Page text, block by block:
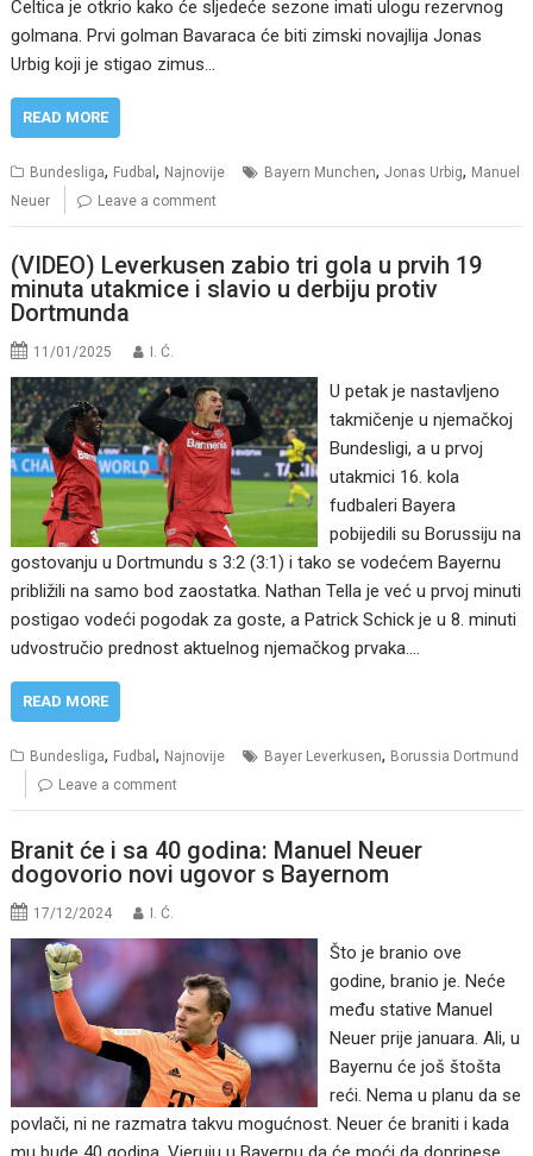
Celtica je otkrio kako će sljedeće sezone imati ulogu rezervnog
golmana. Prvi golman Bavaraca će biti zimski novajlija Jonas
Urbig koji je stigao zimus…
READ MORE
Bundesliga, Fudbal, Najnovije Bayern Munchen,Jonas Urbig, Manuel
Neuer
Leave a comment
(VIDEO) Leverkusen zabio tri gola u prvih 19
minuta utakmice i slavio u derbiju protiv
Dortmunda
11/01/2025 I. Ć.
U petak je nastavljeno
takmičenje u njemačkoj
Bundesligi, a u prvoj
utakmici 16. kola
fudbaleri Bayera
pobijedili su Borussiju na
gostovanju u Dortmundu s 3:2 (3:1) i tako se vodećem Bayernu
približili na samo bod zaostatka. Nathan Tella je već u prvoj minuti
postigao vodeći pogodak za goste, a Patrick Schick je u 8. minuti
udvostručio prednost aktuelnog njemačkog prvaka.…
READ MORE
Bundesliga, Fudbal, Najnovije Bayer Leverkusen, Borussia Dortmund
Leave a comment
Branit će i sa 40 godina: Manuel Neuer
dogovorio novi ugovor s Bayernom
17/12/2024 I. Ć.
Što je branio ove
godine, branio je. Neće
među stative Manuel
Neuer prije januara. Ali, u
Bayernu će još štošta
reći. Nema u planu da se
povlači, ni ne razmatra takvu mogućnost. Neuer će braniti i kada